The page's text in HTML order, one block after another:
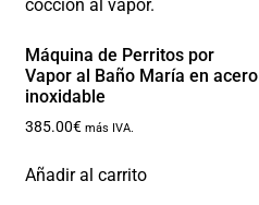
Máquina de Perritos por
Vapor al Baño María en acero
inoxidable
385.00€ más IVA.
Añadir al carrito